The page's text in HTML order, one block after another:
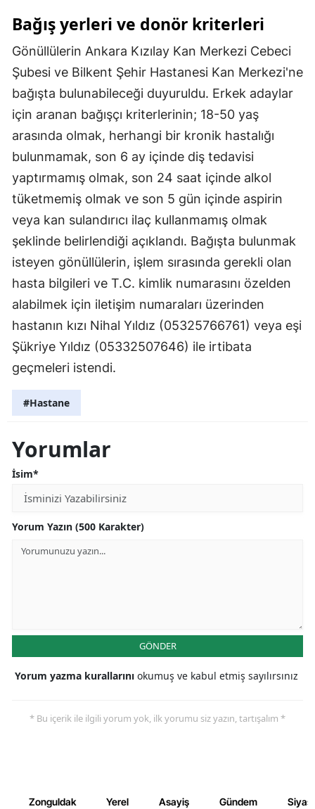
Bağış yerleri ve donör kriterleri
Gönüllülerin Ankara Kızılay Kan Merkezi Cebeci
Şubesi ve Bilkent Şehir Hastanesi Kan Merkezi'ne
bağışta bulunabileceği duyuruldu. Erkek adaylar
için aranan bağışçı kriterlerinin; 18-50 yaş
arasında olmak, herhangi bir kronik hastalığı
bulunmamak, son 6 ay içinde diş tedavisi
yaptırmamış olmak, son 24 saat içinde alkol
tüketmemiş olmak ve son 5 gün içinde aspirin
veya kan sulandırıcı ilaç kullanmamış olmak
şeklinde belirlendiği açıklandı. Bağışta bulunmak
isteyen gönüllülerin, işlem sırasında gerekli olan
hasta bilgileri ve T.C. kimlik numarasını özelden
alabilmek için iletişim numaraları üzerinden
hastanın kızı Nihal Yıldız (05325766761) veya eşi
Şükriye Yıldız (05332507646) ile irtibata
geçmeleri istendi.
#Hastane
Yorumlar
İsim*
Yorum Yazın (500 Karakter)
GÖNDER
Yorum yazma kurallarını okumuş ve kabul etmiş sayılırsınız
* Bu içerik ile ilgili yorum yok, ilk yorumu siz yazın, tartışalım *
Zonguldak Yerel Asayiş Gündem